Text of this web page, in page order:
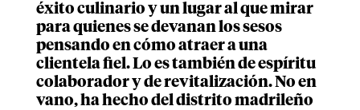
éxito culinario y un lugar al que mirar
para quienes se devanan los sesos
pensando en cómo atraer a una
clientela fiel. Lo es también de espíritu
colaborador y de revitalización. No en
vano, ha hecho del distrito madrileño